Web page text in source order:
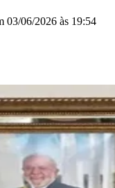
MarcoCidades da
SilveiraJardim
OsascoParque dos
Parque VianaPirapora
Vila Boa Vista
Nossa Sra. da
03/06/2026 às 19:54